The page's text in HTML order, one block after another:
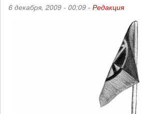
6 декабря, 2009 - 00:09 - Редакция